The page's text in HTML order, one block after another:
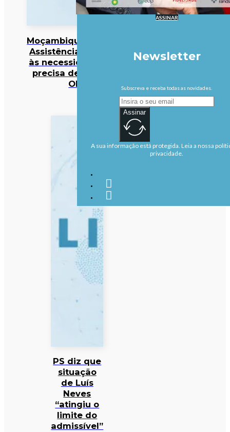
Moçambique/Ataques:
Assistência responde
às necessidades mas
precisa de reforço –
OIM
PS diz que
situação
de Luís
Neves
“atingiu o
limite do
admissível”
ASSINAR
Newsletter
Subscreva e receba todas as novidades.
Assinar
A sua informação está protegida. Leia a nossa
privacidade.